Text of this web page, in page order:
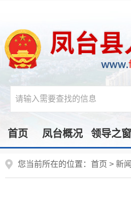
首页 凤台概况 领导之窗
您当前所在的位置： 首页 > 新